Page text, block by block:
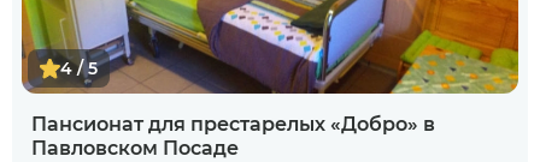
4 / 5
Пансионат для престарелых «Добро» в
Павловском Посаде